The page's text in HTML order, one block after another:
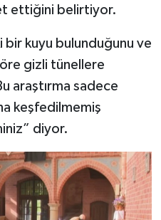
ettiğini belirtiyor.
kuyu bulunduğunu ve
gizli tünellere
araştırma sadece
keşfedilmemiş
diyor.